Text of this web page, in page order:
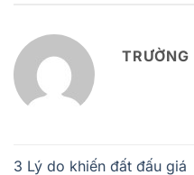
TRƯỜNG
3 Lý do khiến đất đấu giá